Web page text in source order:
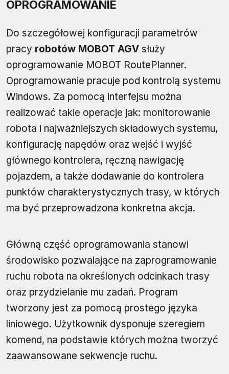
OPROGRAMOWANIE
Do szczegółowej konfiguracji parametrów
pracy robotów MOBOT AGV służy
oprogramowanie MOBOT RoutePlanner.
Oprogramowanie pracuje pod kontrolą systemu
Windows. Za pomocą interfejsu można
realizować takie operacje jak: monitorowanie
robota i najważniejszych składowych systemu,
konfigurację napędów oraz wejść i wyjść
głównego kontrolera, ręczną nawigację
pojazdem, a także dodawanie do kontrolera
punktów charakterystycznych trasy, w których
ma być przeprowadzona konkretna akcja.
Główną część oprogramowania stanowi
środowisko pozwalające na zaprogramowanie
ruchu robota na określonych odcinkach trasy
oraz przydzielanie mu zadań. Program
tworzony jest za pomocą prostego języka
liniowego. Użytkownik dysponuje szeregiem
komend, na podstawie których można tworzyć
zaawansowane sekwencje ruchu.